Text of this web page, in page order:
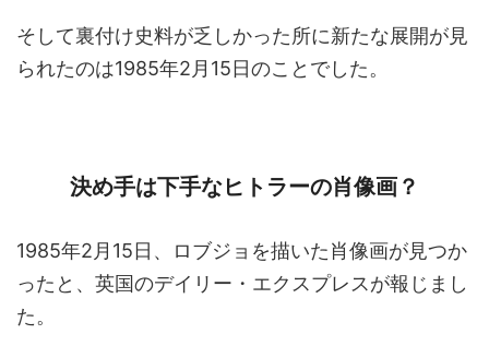
そして裏付け史料が乏しかった所に新たな展開が見
られたのは1985年2月15日のことでした。
決め手は下手なヒトラーの肖像画？
1985年2月15日、ロブジョを描いた肖像画が見つか
ったと、英国のデイリー・エクスプレスが報じまし
た。